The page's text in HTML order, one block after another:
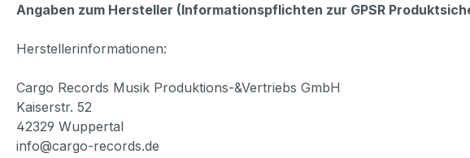
Angaben zum Hersteller (Informationspflichten zur GPSR
Herstellerinformationen:
Cargo Records Musik Produktions-&Vertriebs GmbH
Kaiserstr. 52
42329 Wuppertal
info@cargo-records.de